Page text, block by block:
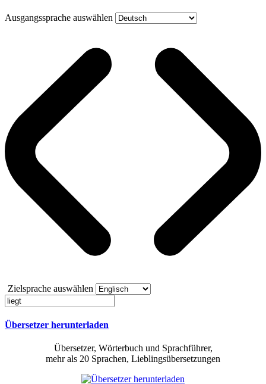
Ausgangssprache auswählen
Zielsprache auswählen
Übersetzer herunterladen
Übersetzer, Wörterbuch und Sprachführer,
mehr als 20 Sprachen, Lieblingsübersetzungen